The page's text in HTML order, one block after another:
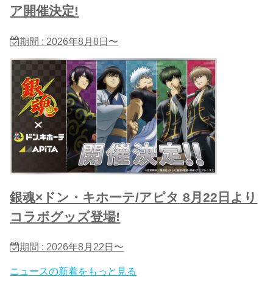
ア開催決定!
期間 : 2026年8月8日〜
銀魂×ドン・キホーテ/アピタ 8月22日より
コラボグッズ登場!
期間 : 2026年8月22日〜
ニュースの新着をもっと見る